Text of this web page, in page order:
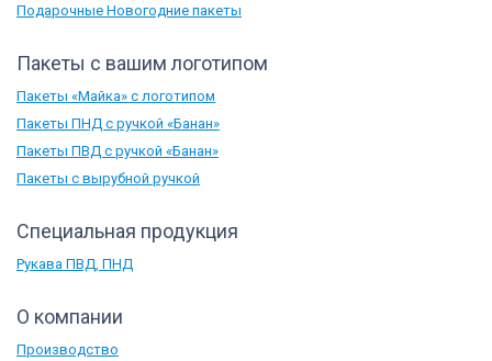
Подарочные Новогодние пакеты
Пакеты с вашим логотипом
Пакеты «Майка» с логотипом
Пакеты ПНД с ручкой «Банан»
Пакеты ПВД с ручкой «Банан»
Пакеты с вырубной ручкой
Специальная продукция
Рукава ПВД, ПНД
О компании
Производство